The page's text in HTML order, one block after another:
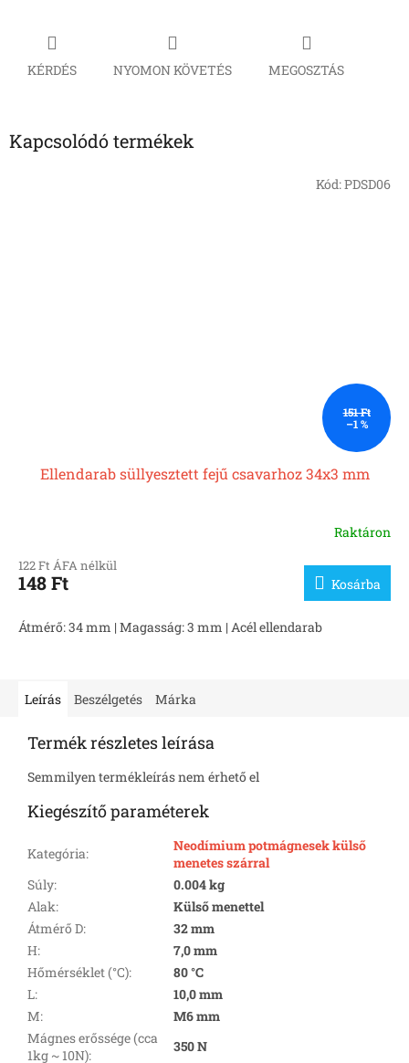
KÉRDÉS NYOMON KÖVETÉS MEGOSZTÁS
Kapcsolódó termékek
151 Ft
–1 %
Ellendarab süllyesztett fejű csavarhoz 34x3 mm
Raktáron
122 Ft ÁFA nélkül
148 Ft Kosárba
Átmérő: 34 mm | Magasság: 3 mm | Acél ellendarab
Kód:PDSD06
Leírás Beszélgetés Márka
Termék részletes leírása
Semmilyen termékleírás nem érhető el
Kiegészítő paraméterek
Kategória:
Neodímium potmágnesek külső
menetes szárral
Súly:
0.004 kg
Alak:
Külső menettel
Átmérő D:
32 mm
H:
7,0 mm
Hőmérséklet (°C):
80 °C
L:
10,0 mm
M:
M6 mm
Mágnes erőssége (cca
1kg ~ 10N):
350 N